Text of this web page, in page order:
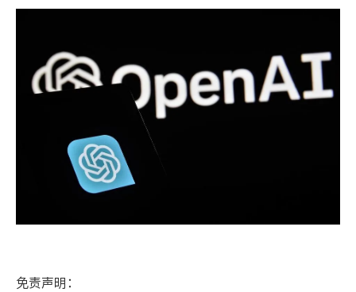
免责声明：